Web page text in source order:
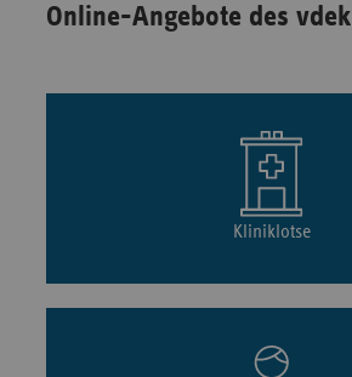
Online-Angebote des vdek
Kliniklotse